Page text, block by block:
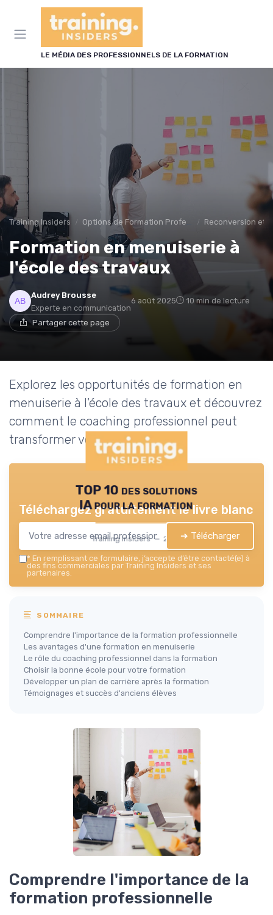
LE MÉDIA DES PROFESSIONNELS DE LA FORMATION
Training Insiders Options de Formation Professionnelle Reconversion et
Formation en menuiserie à
l'école des travaux
Audrey Brousse
Experte en communication
6 août 2025 10 min de lecture
Partager cette page
Explorez les opportunités de formation en
menuiserie à l'école des travaux et découvrez
comment le coaching professionnel peut
transformer votre carrière.
TOP 10 des solutions
IA pour la formation
Training Insiders — 2026
Téléchargez gratuitement le livre blanc
➔ Télécharger
* En remplissant ce formulaire, j’accepte d’être contacté(e) à
des fins commerciales par Training Insiders et ses
partenaires.
SOMMAIRE
Comprendre l'importance de la formation professionnelle
Les avantages d'une formation en menuiserie
Le rôle du coaching professionnel dans la formation
Choisir la bonne école pour votre formation
Développer un plan de carrière après la formation
Témoignages et succès d'anciens élèves
Comprendre l'importance de la
formation professionnelle
Panneau de gestion des cookies